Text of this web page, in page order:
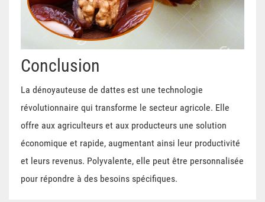
Conclusion
La dénoyauteuse de dattes est une technologie
révolutionnaire qui transforme le secteur agricole. Elle
offre aux agriculteurs et aux producteurs une solution
économique et rapide, augmentant ainsi leur productivité
et leurs revenus. Polyvalente, elle peut être personnalisée
pour répondre à des besoins spécifiques.